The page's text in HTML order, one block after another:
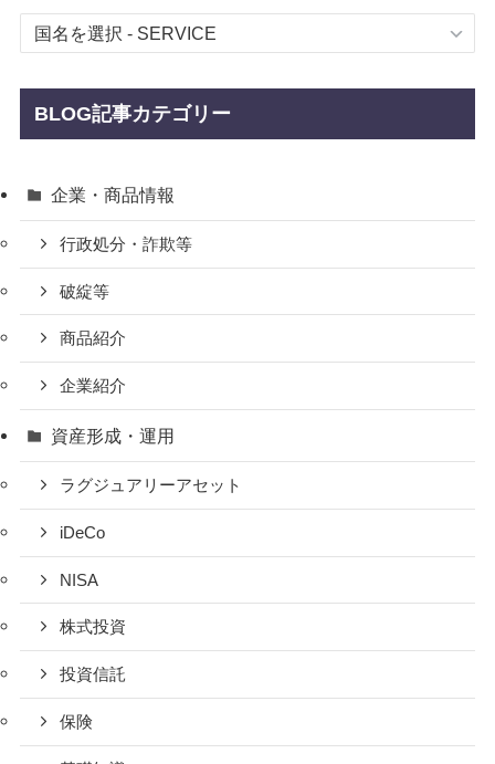
BLOG記事カテゴリー
企業・商品情報
行政処分・詐欺等
破綻等
商品紹介
企業紹介
資産形成・運用
ラグジュアリーアセット
iDeCo
NISA
株式投資
投資信託
保険